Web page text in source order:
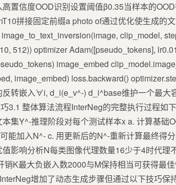
置信度OOD识别设置阈值β0.35当样本的
拼接固定前缀a photo of通过优化使生成的
clip_model,
512)) optimizer Adam([pseudo_tokens],
image_embed
image_embed) loss.backward()
转嵌入∀i, d_i(e_v^-) d_i^base维护一个最大
3.1 整体算法流程InterNeg的完整执行过程如
集Y^-推理阶段对每个测试样本x a. 计算基础
能加入N^- c. 用更新后的N^-重新计算最终得
影响分析N每类图像代理数量16少于4时代理
K最大负嵌入数2000与M保持相当可获得最
增加了动态生成步骤但通过以下技巧